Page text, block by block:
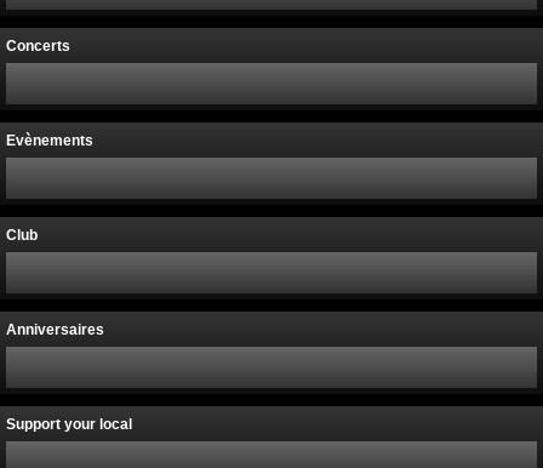
Concerts
Evènements
Club
Anniversaires
Support your local